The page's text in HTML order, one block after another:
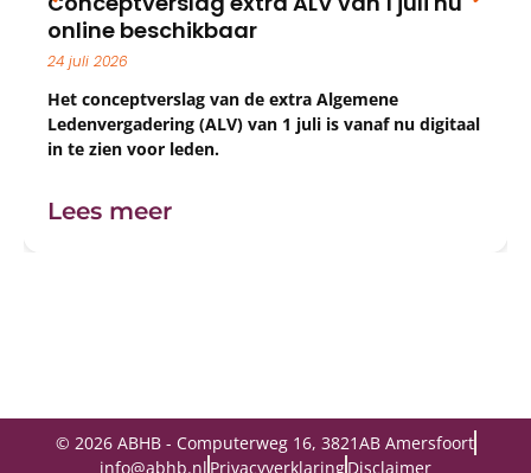
online beschikbaar
24 juli 2026
Het conceptverslag van de extra Algemene
Ledenvergadering (ALV) van 1 juli is vanaf nu digitaal
in te zien voor leden.
Lees meer
© 2026 ABHB - Computerweg 16, 3821AB Amersfoort
info@abhb.nl PrivacyverklaringDisclaimer